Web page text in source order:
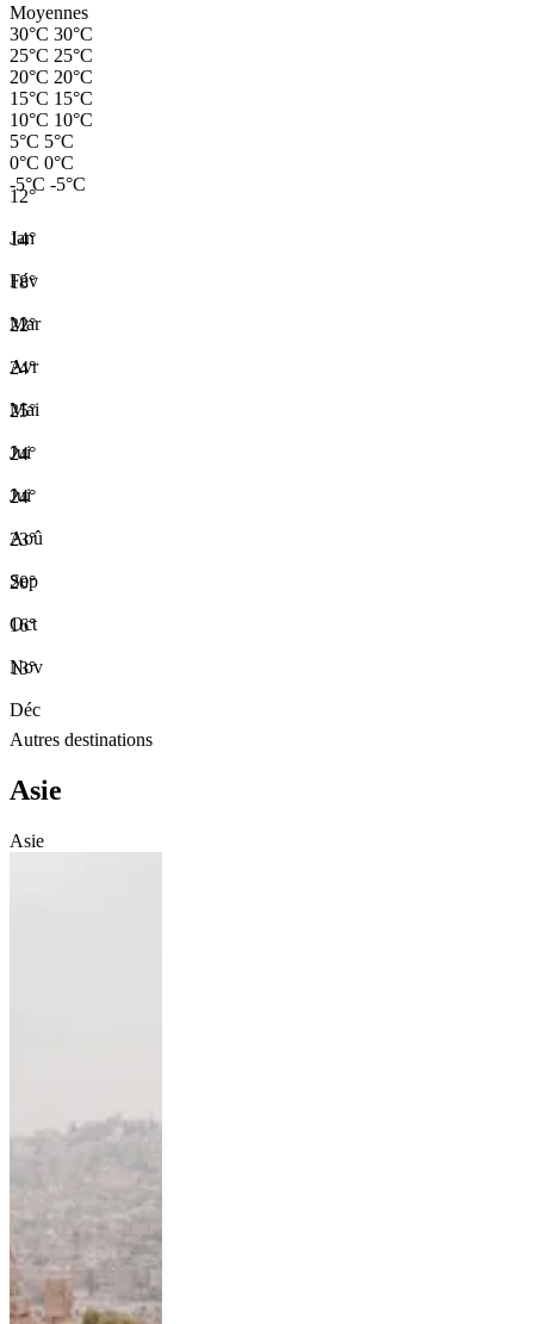
Moyennes
30°C 30°C
25°C 25°C
20°C 20°C
15°C 15°C
10°C 10°C
5°C 5°C
0°C 0°C
-5°C -5°C
12°
Jan
14°
Fév
18°
Mar
22°
Avr
24°
Mai
25°
Jui
24°
Jui
24°
Aoû
23°
Sep
20°
Oct
16°
Nov
13°
Déc
Autres destinations
Asie
Asie